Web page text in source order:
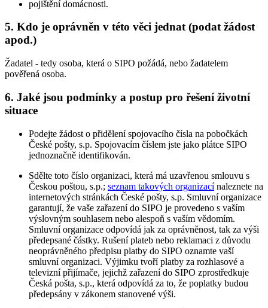
pojištění domácnosti.
5. Kdo je oprávněn v této věci jednat (podat žádost
apod.)
Žadatel - tedy osoba, která o SIPO požádá, nebo žadatelem
pověřená osoba.
6. Jaké jsou podmínky a postup pro řešení životní
situace
Podejte žádost o přidělení spojovacího čísla na pobočkách
České pošty, s.p. Spojovacím číslem jste jako plátce SIPO
jednoznačně identifikován.
Sdělte toto číslo organizaci, která má uzavřenou smlouvu s
Českou poštou, s.p.; seznam takových organizacínaleznete na
internetových stránkách České pošty, s.p. Smluvní organizace
garantují, že vaše zařazení do SIPO je provedeno s vaším
výslovným souhlasem nebo alespoň s vaším vědomím.
Smluvní organizace odpovídá jak za oprávněnost, tak za výši
předepsané částky. Rušení plateb nebo reklamaci z důvodu
neoprávněného předpisu platby do SIPO oznamte vaší
smluvní organizaci. Výjimku tvoří platby za rozhlasové a
televizní přijímače, jejichž zařazení do SIPO zprostředkuje
Česká pošta, s.p., která odpovídá za to, že poplatky budou
předepsány v zákonem stanovené výši.